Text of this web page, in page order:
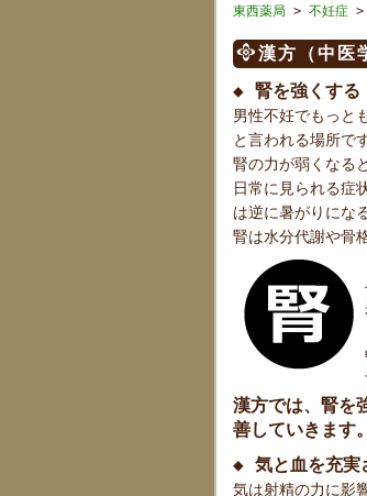
東西薬局 > 不妊症 >
漢方（中医
◆ 腎を強くする
男性不妊でもっと
と言われる場所です
腎の力が弱くなる
日常に見られる症
は逆に暑がりにな
腎は水分代謝や骨
漢方では、腎を
善していきます。
◆ 気と血を充実
気は射精の力に影